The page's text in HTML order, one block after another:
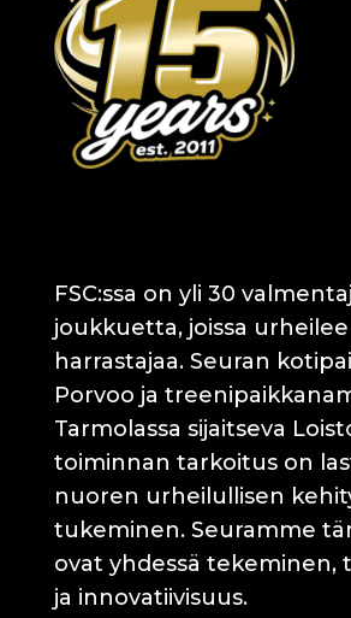
FSC:ssa on yli 30
joukkuetta, joissa urheilee
harrastajaa. Seuran
Porvoo ja
Tarmolassa sijaitseva
toiminnan tarkoitus on
nuoren urheilullisen
tukeminen. Seuramme
ovat yhdessä tekeminen,
ja innovatiivisuus.